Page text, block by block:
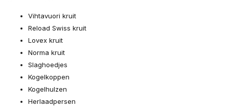
Vihtavuori kruit
Reload Swiss kruit
Lovex kruit
Norma kruit
Slaghoedjes
Kogelkoppen
Kogelhulzen
Herlaadpersen